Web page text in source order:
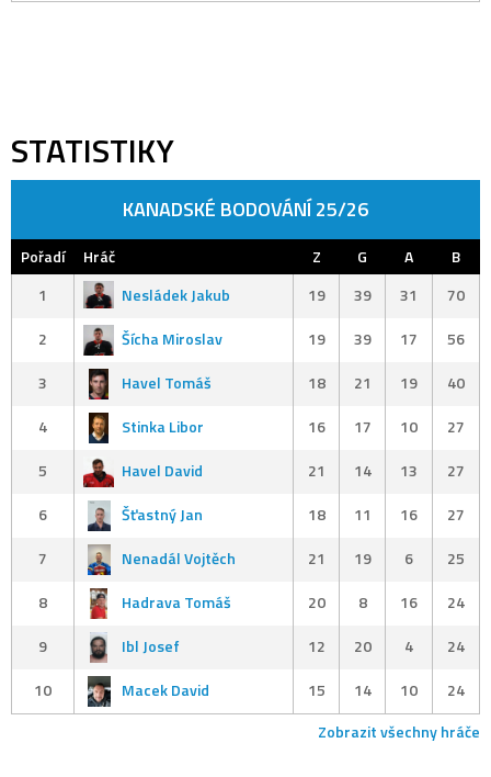
STATISTIKY
KANADSKÉ BODOVÁNÍ 25/26
Pořadí Hráč Z G A
B
1
Nesládek Jakub 19 39 31
70
2
Šícha Miroslav 19 39 17
56
3
Havel Tomáš 18 21 19
40
4
Stinka Libor 16 17 10
27
5
Havel David 21 14 13
27
6
Šťastný Jan 18 11 16
27
7
Nenadál Vojtěch 21 19 6
25
8
Hadrava Tomáš 20 8 16
24
9
Ibl Josef 12 20 4
24
10
Macek David 15 14 10
24
Zobrazit všechny hráče